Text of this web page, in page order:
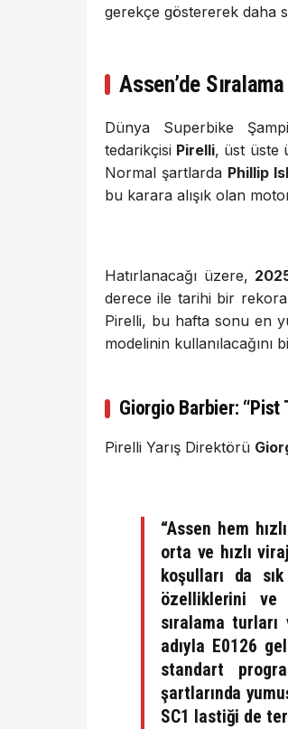
gerekçe göstererek daha
Assen’de
Dünya Superbike
tedarikçisi Pirelli, üst üste
Normal şartlarda Phillip
bu karara alışık olan
Hatırlanacağı üzere,
derece ile tarihi bir rekora
Pirelli, bu hafta sonu en
modelinin kullanılacağını
Giorgio Barbier: “Pist
Pirelli Yarış Direktörü
“Assen hem
orta ve hızlı
koşulları da
özelliklerini ve
sıralama turları
adıyla E0126
standart
şartlarında
SC1
lastiği de